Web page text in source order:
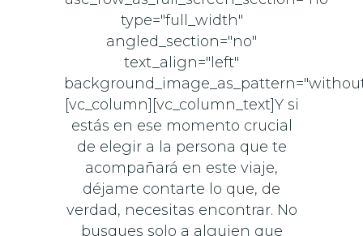
type="full_width"
angled_section="no"
text_align="left"
[vc_column][vc_column_text]Y si
estás en ese momento crucial
de elegir a la persona que te
acompañará en este viaje,
déjame contarte lo que, de
verdad, necesitas encontrar. No
busques solo a alguien que